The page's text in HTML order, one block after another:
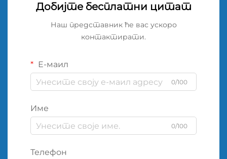
Добијте бесплатни цитат
Наш представник ће вас ускоро
контактирати.
Е-маил
0/100
Име
0/100
Телефон